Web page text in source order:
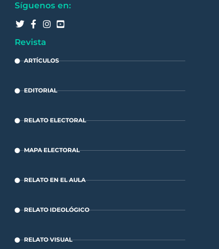
Síguenos en:
Revista
ARTÍCULOS
EDITORIAL
RELATO ELECTORAL
MAPA ELECTORAL
RELATO EN EL AULA
RELATO IDEOLÓGICO
RELATO VISUAL